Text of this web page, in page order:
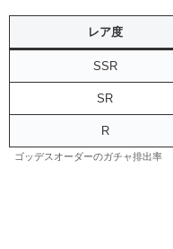
レア度
SSR
SR
R
ゴッデスオーダーのガチャ排出率